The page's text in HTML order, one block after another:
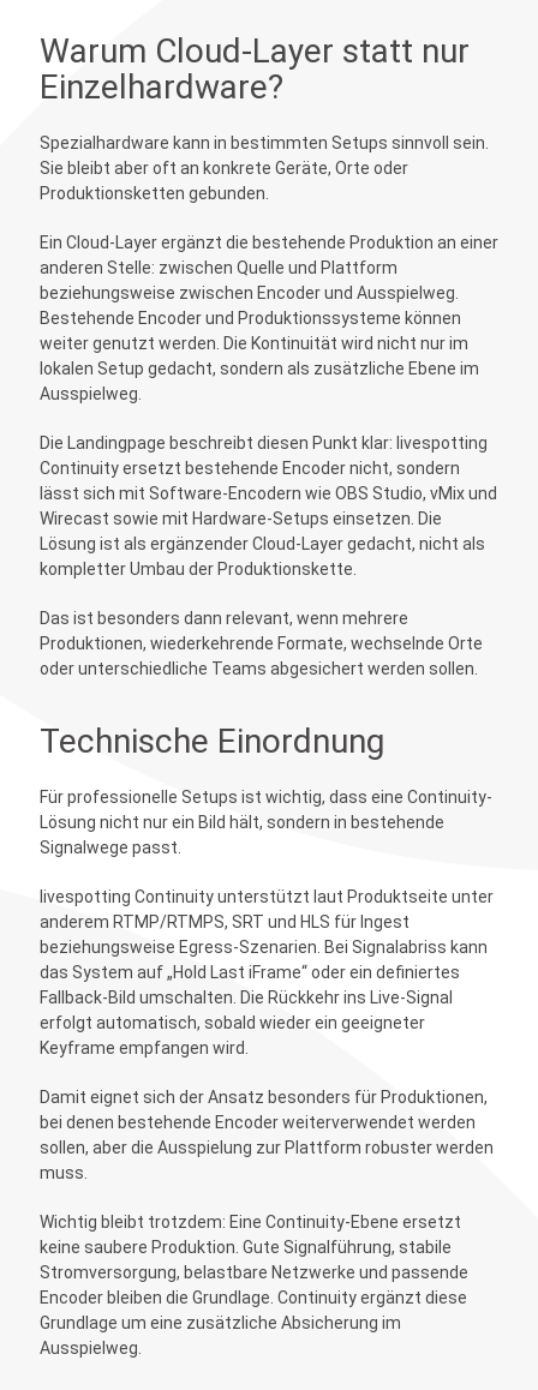
Warum Cloud-Layer statt nur
Einzelhardware?
Spezialhardware kann in bestimmten Setups sinnvoll sein.
Sie bleibt aber oft an konkrete Geräte, Orte oder
Produktionsketten gebunden.
Ein Cloud-Layer ergänzt die bestehende Produktion an einer
anderen Stelle: zwischen Quelle und Plattform
beziehungsweise zwischen Encoder und Ausspielweg.
Bestehende Encoder und Produktionssysteme können
weiter genutzt werden. Die Kontinuität wird nicht nur im
lokalen Setup gedacht, sondern als zusätzliche Ebene im
Ausspielweg.
Die Landingpage beschreibt diesen Punkt klar: livespotting
Continuity ersetzt bestehende Encoder nicht, sondern
lässt sich mit Software-Encodern wie OBS Studio, vMix und
Wirecast sowie mit Hardware-Setups einsetzen. Die
Lösung ist als ergänzender Cloud-Layer gedacht, nicht als
kompletter Umbau der Produktionskette.
Das ist besonders dann relevant, wenn mehrere
Produktionen, wiederkehrende Formate, wechselnde Orte
oder unterschiedliche Teams abgesichert werden sollen.
Technische Einordnung
Für professionelle Setups ist wichtig, dass eine Continuity-
Lösung nicht nur ein Bild hält, sondern in bestehende
Signalwege passt.
livespotting Continuity unterstützt laut Produktseite unter
anderem RTMP/RTMPS, SRT und HLS für Ingest
beziehungsweise Egress-Szenarien. Bei Signalabriss kann
das System auf „Hold Last iFrame“ oder ein definiertes
Fallback-Bild umschalten. Die Rückkehr ins Live-Signal
erfolgt automatisch, sobald wieder ein geeigneter
Keyframe empfangen wird.
Damit eignet sich der Ansatz besonders für Produktionen,
bei denen bestehende Encoder weiterverwendet werden
sollen, aber die Ausspielung zur Plattform robuster werden
muss.
Wichtig bleibt trotzdem: Eine Continuity-Ebene ersetzt
keine saubere Produktion. Gute Signalführung, stabile
Stromversorgung, belastbare Netzwerke und passende
Encoder bleiben die Grundlage. Continuity ergänzt diese
Grundlage um eine zusätzliche Absicherung im
Ausspielweg.